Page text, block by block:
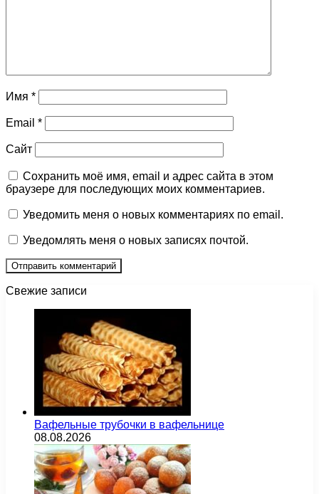
Имя *
Email *
Сайт
Сохранить моё имя, email и адрес сайта в этом
браузере для последующих моих комментариев.
Уведомить меня о новых комментариях по email.
Уведомлять меня о новых записях почтой.
Свежие записи
Вафельные трубочки в вафельнице
08.08.2026